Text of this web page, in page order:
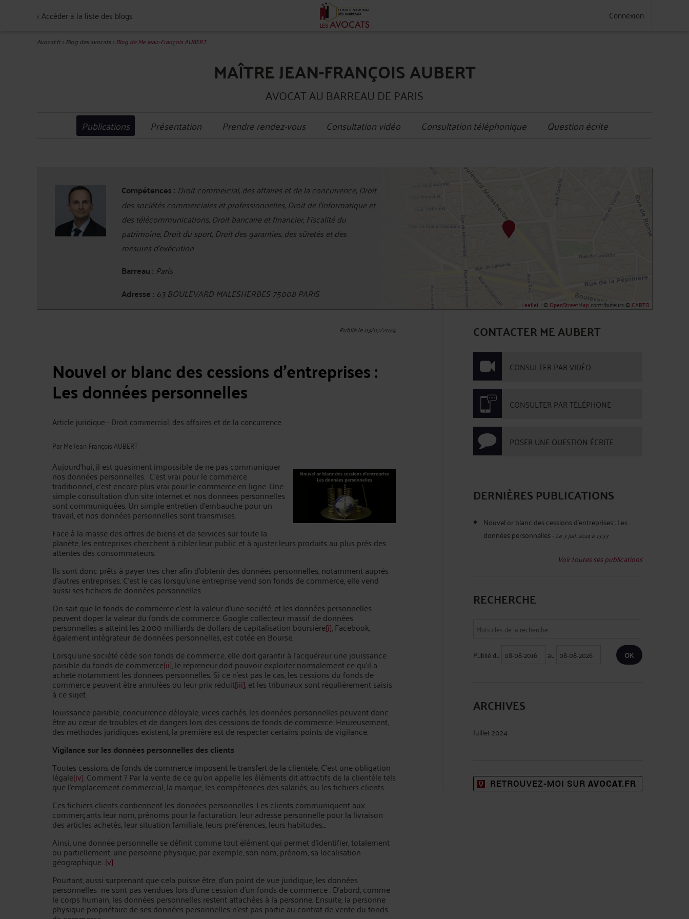
<Accéder à la liste des blogs Connexion
Avocat.fr>Blog des avocats>Blog de Me Jean-François AUBERT
MAÎTRE JEAN-FRANÇOIS AUBERT
AVOCAT AU BARREAU DE PARIS
Publications Présentation Prendre rendez-vous Consultation vidéo Consultation téléphonique Question écrite
Compétences : Droit commercial, des affaires et de la concurrence, Droit
des sociétés commerciales et professionnelles, Droit de l'informatique et
des télécommunications, Droit bancaire et financier, Fiscalité du
patrimoine, Droit du sport, Droit des garanties, des sûretés et des
mesures d'exécution
Barreau : Paris
Adresse : 63 BOULEVARD MALESHERBES 75008 PARIS
−
Leaflet | ©OpenStreetMapcontributeurs ©CARTO
Publié le 03/07/2024
Nouvel or blanc des cessions d'entreprises :
Les données personnelles
Article juridique - Droit commercial, des affaires et de la concurrence
ParMe Jean-François AUBERT
Aujourd’hui, il est quasiment impossible de ne pas communiquer
nos données personnelles. C’est vrai pour le commerce
traditionnel, c’est encore plus vrai pour le commerce en ligne. Une
simple consultation d’un site internet et nos données personnelles
sont communiquées. Un simple entretien d’embauche pour un
travail, et nos données personnelles sont transmises.
Face à la masse des offres de biens et de services sur toute la
planète, les entreprises cherchent à cibler leur public et à ajuster leurs produits au plus près des
attentes des consommateurs.
Ils sont donc prêts à payer très cher afin d’obtenir des données personnelles, notamment auprès
d’autres entreprises. C’est le cas lorsqu’une entreprise vend son fonds de commerce, elle vend
aussi ses fichiers de données personnelles.
On sait que le fonds de commerce c’est la valeur d’une société, et les données personnelles
peuvent doper la valeur du fonds de commerce. Google collecteur massif de données
personnelles a atteint les 2.000 milliards de dollars de capitalisation boursière[i], Facebook,
également intégrateur de données personnelles, est cotée en Bourse.
Lorsqu’une société cède son fonds de commerce, elle doit garantir à l’acquéreur une jouissance
paisible du fonds de commerce[ii], le repreneur doit pouvoir exploiter normalement ce qu’il a
acheté notamment les données personnelles. Si ce n’est pas le cas, les cessions du fonds de
commerce peuvent être annulées ou leur prix réduit[iii], et les tribunaux sont régulièrement saisis
à ce sujet.
Jouissance paisible, concurrence déloyale, vices cachés, les données personnelles peuvent donc
être au cœur de troubles et de dangers lors des cessions de fonds de commerce. Heureusement,
des méthodes juridiques existent, la première est de respecter certains points de vigilance.
Vigilance sur les données personnelles des clients
Toutes cessions de fonds de commerce imposent le transfert de la clientèle. C’est une obligation
légale[iv]. Comment ? Par la vente de ce qu’on appelle les éléments dit attractifs de la clientèle tels
que l’emplacement commercial, la marque, les compétences des salariés, ou les fichiers clients.
Ces fichiers clients contiennent les données personnelles. Les clients communiquent aux
commerçants leur nom, prénoms pour la facturation, leur adresse personnelle pour la livraison
des articles achetés, leur situation familiale, leurs préférences, leurs habitudes…
Ainsi, une donnée personnelle se définit comme tout élément qui permet d’identifier, totalement
ou partiellement, une personne physique, par exemple, son nom, prénom, sa localisation
géographique…[v]
Pourtant, aussi surprenant que cela puisse être, d’un point de vue juridique, les données
personnelles ne sont pas vendues lors d’une cession d’un fonds de commerce . D’abord, comme
le corps humain, les données personnelles restent attachées à la personne. Ensuite, la personne
physique propriétaire de ses données personnelles n’est pas partie au contrat de vente du fonds
CONTACTER ME AUBERT
CONSULTER PAR VIDÉO
CONSULTER PAR TÉLÉPHONE
POSER UNE QUESTION ÉCRITE
DERNIÈRES PUBLICATIONS
Nouvel or blanc des cessions d'entreprises : Les
données personnelles-Le 3 juil. 2024 à 13:33
Voir toutes ses publications
RECHERCHE
Publié du au
ARCHIVES
Juillet 2024